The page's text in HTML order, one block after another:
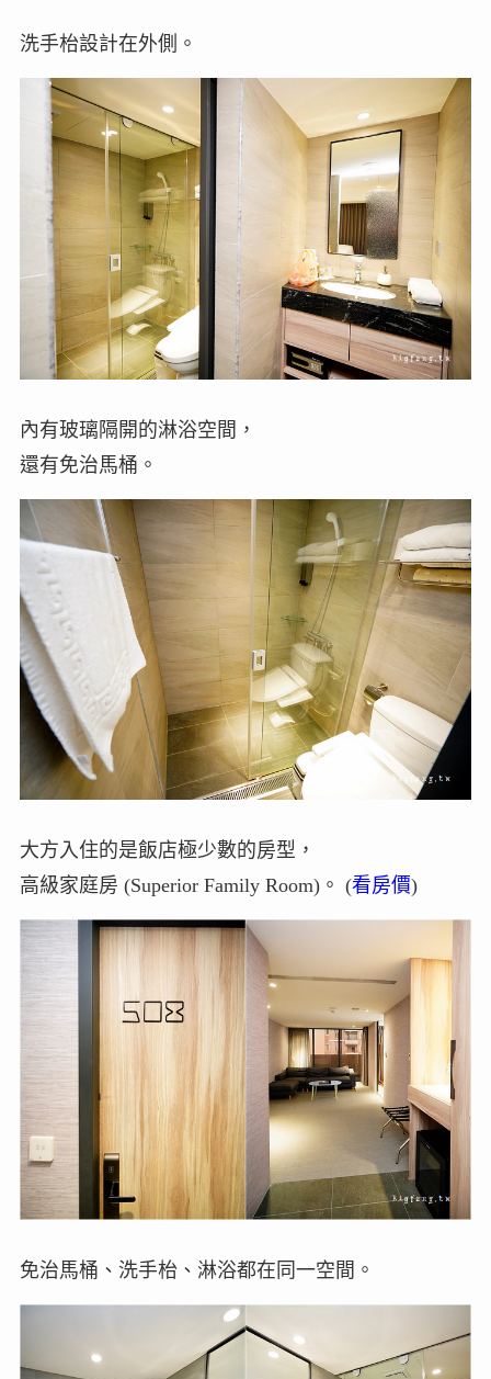
洗手枱設計在外側。
內有玻璃隔開的淋浴空間，
還有免治馬桶。
大方入住的是飯店極少數的房型，
高級家庭房 (Superior Family Room)。 (看房價)
免治馬桶、洗手枱、淋浴都在同一空間。